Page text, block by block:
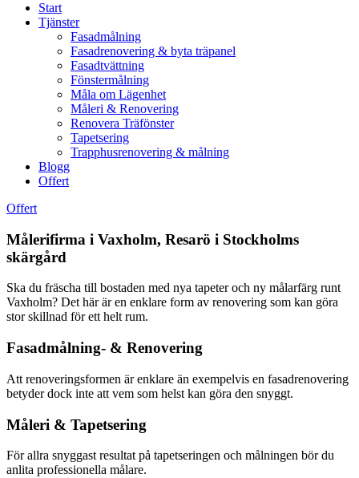
Start
Tjänster
Fasadmålning
Fasadrenovering & byta träpanel
Fasadtvättning
Fönstermålning
Måla om Lägenhet
Måleri & Renovering
Renovera Träfönster
Tapetsering
Trapphusrenovering & målning
Blogg
Offert
Offert
Målerifirma i Vaxholm, Resarö i Stockholms
skärgård
Ska du fräscha till bostaden med nya tapeter och ny målarfärg runt
Vaxholm? Det här är en enklare form av renovering som kan göra
stor skillnad för ett helt rum.
Fasadmålning- & Renovering
Att renoveringsformen är enklare än exempelvis en fasadrenovering
betyder dock inte att vem som helst kan göra den snyggt.
Måleri & Tapetsering
För allra snyggast resultat på tapetseringen och målningen bör du
anlita professionella målare.